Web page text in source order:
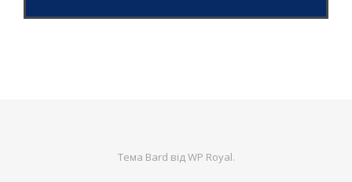
Тема Bard відWP Royal.